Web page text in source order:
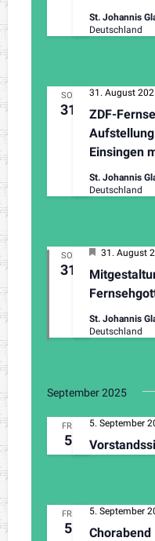
St. Johannis
Deutschland
SO.
31
ZDF-
Einsingen
31. August
St. Johannis
Deutschland
SO.
31
H
r
v
o
g
e
e
31. August
St. Johannis
Deutschland
September 2025
FR.
5
5. September
FR.
5 Chorabend
5. September